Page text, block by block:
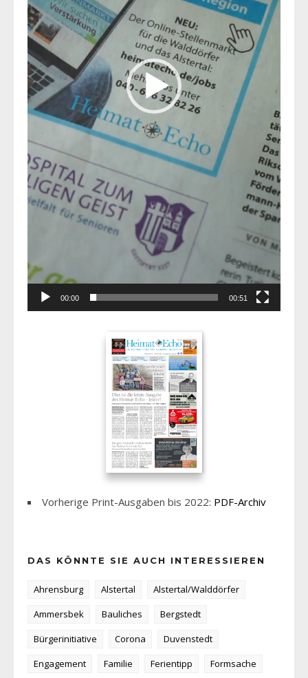
00:00 00:51
Vorherige Print-Ausgaben bis 2022: PDF-Archiv
DAS KÖNNTE SIE AUCH INTERESSIEREN
Ahrensburg Alstertal
Alstertal/Walddörfer
Ammersbek
Bauliches
Bergstedt
Bürgerinitiative
Corona
Duvenstedt
Engagement
Familie Ferientipp
Formsache